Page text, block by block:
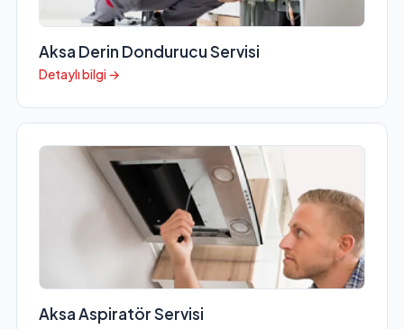
Aksa Derin Dondurucu Servisi
Detaylı bilgi →
Aksa Aspiratör Servisi